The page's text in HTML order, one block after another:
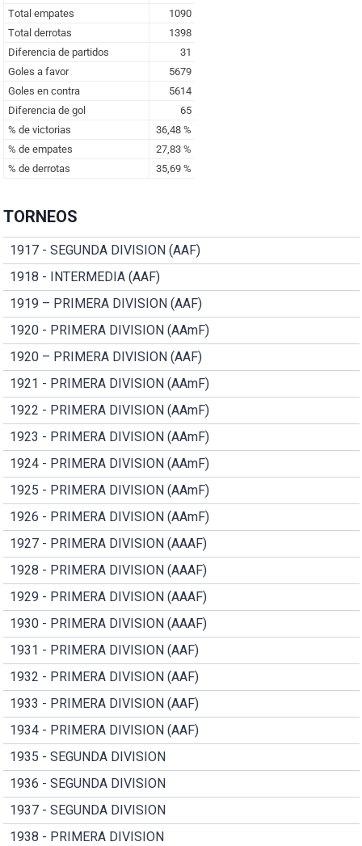
TORNEOS
1917 - SEGUNDA DIVISION (AAF)
1918 - INTERMEDIA (AAF)
1919 – PRIMERA DIVISION (AAF)
1920 - PRIMERA DIVISION (AAmF)
1920 – PRIMERA DIVISION (AAF)
1921 - PRIMERA DIVISION (AAmF)
1922 - PRIMERA DIVISION (AAmF)
1923 - PRIMERA DIVISION (AAmF)
1924 - PRIMERA DIVISION (AAmF)
1925 - PRIMERA DIVISION (AAmF)
1926 - PRIMERA DIVISION (AAmF)
1927 - PRIMERA DIVISION (AAAF)
1928 - PRIMERA DIVISION (AAAF)
1929 - PRIMERA DIVISION (AAAF)
1930 - PRIMERA DIVISION (AAAF)
1931 - PRIMERA DIVISION (AAF)
1932 - PRIMERA DIVISION (AAF)
1933 - PRIMERA DIVISION (AAF)
1934 - PRIMERA DIVISION (AAF)
1935 - SEGUNDA DIVISION
1936 - SEGUNDA DIVISION
1937 - SEGUNDA DIVISION
1938 - PRIMERA DIVISION